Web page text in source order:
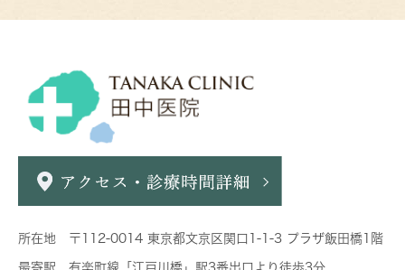
所在地 〒112-0014 東京都文京区関口1-1-3 プラザ飯田橋1階
最寄駅 有楽町線「江戸川橋」駅3番出口より徒歩3分